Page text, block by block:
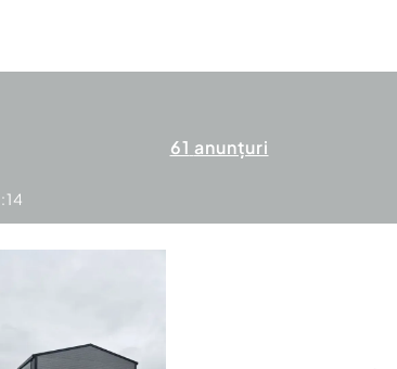
61 anunțuri